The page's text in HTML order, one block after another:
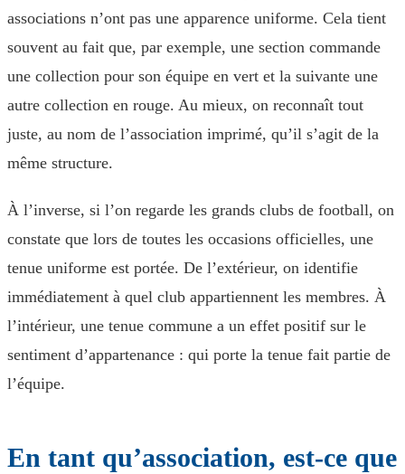
associations n’ont pas une apparence uniforme. Cela tient
souvent au fait que, par exemple, une section commande
une collection pour son équipe en vert et la suivante une
autre collection en rouge. Au mieux, on reconnaît tout
juste, au nom de l’association imprimé, qu’il s’agit de la
même structure.
À l’inverse, si l’on regarde les grands clubs de football, on
constate que lors de toutes les occasions officielles, une
tenue uniforme est portée. De l’extérieur, on identifie
immédiatement à quel club appartiennent les membres. À
l’intérieur, une tenue commune a un effet positif sur le
sentiment d’appartenance : qui porte la tenue fait partie de
l’équipe.
En tant qu’association, est-ce que